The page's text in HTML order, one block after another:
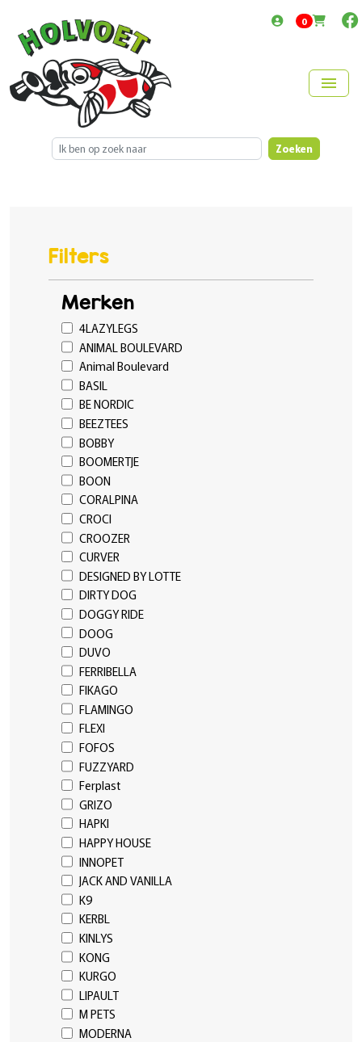
0items in cart
menu
Zoeken
Filters
Merken
4LAZYLEGS
ANIMAL BOULEVARD
Animal Boulevard
BASIL
BE NORDIC
BEEZTEES
BOBBY
BOOMERTJE
BOON
CORALPINA
CROCI
CROOZER
CURVER
DESIGNED BY LOTTE
DIRTY DOG
DOGGY RIDE
DOOG
DUVO
FERRIBELLA
FIKAGO
FLAMINGO
FLEXI
FOFOS
FUZZYARD
Ferplast
GRIZO
HAPKI
HAPPY HOUSE
INNOPET
JACK AND VANILLA
K9
KERBL
KINLYS
KONG
KURGO
LIPAULT
M PETS
MODERNA